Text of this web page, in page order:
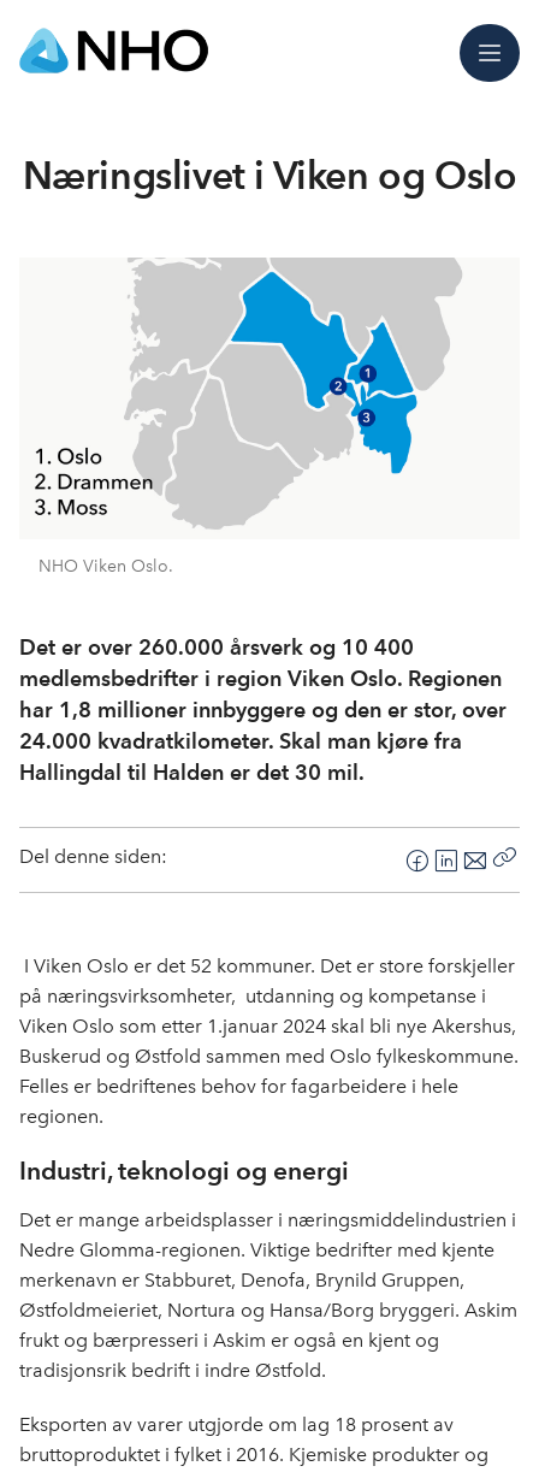
Meny
Næringslivet i Viken og Oslo
NHO Viken Oslo.
Det er over 260.000 årsverk og 10 400
medlemsbedrifter i region Viken Oslo. Regionen
har 1,8 millioner innbyggere og den er stor, over
24.000 kvadratkilometer. Skal man kjøre fra
Hallingdal til Halden er det 30 mil.
Del denne siden:
F
a
e
b
o
L
i
k
e
d
E
-
o
s
I Viken Oslo er det 52 kommuner. Det er store forskjeller
på næringsvirksomheter, utdanning og kompetanse i
Viken Oslo som etter 1.januar 2024 skal bli nye Akershus,
Buskerud og Østfold sammen med Oslo fylkeskommune.
Felles er bedriftenes behov for fagarbeidere i hele
regionen.
Industri, teknologi og energi
Det er mange arbeidsplasser i næringsmiddelindustrien i
Nedre Glomma-regionen. Viktige bedrifter med kjente
merkenavn er Stabburet, Denofa, Brynild Gruppen,
Østfoldmeieriet, Nortura og Hansa/Borg bryggeri. Askim
frukt og bærpresseri i Askim er også en kjent og
tradisjonsrik bedrift i indre Østfold.
Eksporten av varer utgjorde om lag 18 prosent av
bruttoproduktet i fylket i 2016. Kjemiske produkter og